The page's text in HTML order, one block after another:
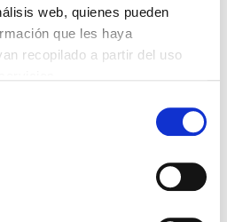
web, quienes pueden
que les haya
recopilado a partir del uso
DE MUTUAL MÉDICA SOBRE LA
ALTERNATIVAS Y LA
DE OURENSE CONVOCA EL I CERTAMEN
MÉDICOS INTERNOS RESIDENTES
EXENCIONES MÉDICAS PARA EL USO